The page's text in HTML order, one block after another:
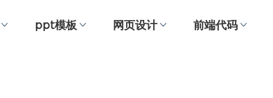
ppt模板 网页设计 前端代码